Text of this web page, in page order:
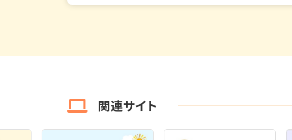
関連サイト